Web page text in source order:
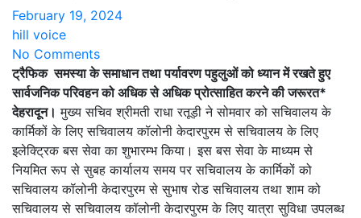
February 19, 2024
hill voice
No Comments
ट्रैफिक समस्या के समाधान तथा पर्यावरण पहुलुओं को ध्यान में रखते हुए
सार्वजनिक परिवहन को अधिक से अधिक प्रोत्साहित करने की जरूरत*
देहरादून। मुख्य सचिव श्रीमती राधा रतूड़ी ने सोमवार को सचिवालय के
कार्मिकों के लिए सचिवालय कॉलोनी केदारपुरम से सचिवालय के लिए
इलेक्ट्रिक बस सेवा का शुभारम्भ किया। इस बस सेवा के माध्यम से
नियमित रूप से सुबह कार्यालय समय पर सचिवालय के कार्मिकों को
सचिवालय कॉलोनी केदारपुरम से सुभाष रोड सचिवालय तथा शाम को
सचिवालय से सचिवालय कॉलोनी केदारपुरम के लिए यात्रा सुविधा उपलब्ध